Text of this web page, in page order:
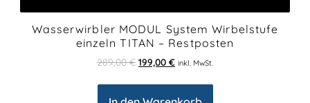
Wasserwirbler MODUL System Wirbelstufe
einzeln TITAN – Restposten
289,00€ 199,00 € inkl. MwSt.